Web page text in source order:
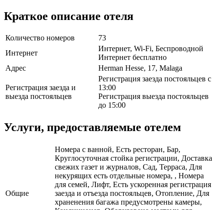
Краткое описание отеля
Количество номеров
73
Интернет
Интернет, Wi-Fi, Беспроводной
Интернет бесплатно
Адрес
Herman Hesse, 17, Malaga
Регистрация заезда и
выезда постояльцев
Регистрация заезда постояльцев с
13:00
Регистрация выезда постояльцев
до 15:00
Услуги, предоставляемые отелем
Общие
Номера с ванной, Есть ресторан, Бар,
Круглосуточная стойка регистрации, Доставка
свежих газет и журналов, Сад, Терраса, Для
некурящих есть отдельные номера, , Номера
для семей, Лифт, Есть ускоренная регистрация
заезда и отъезда постояльцев, Отопление, Для
храненения багажа предусмотрены камеры,